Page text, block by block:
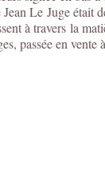
Le Juge était
à travers la
passée en